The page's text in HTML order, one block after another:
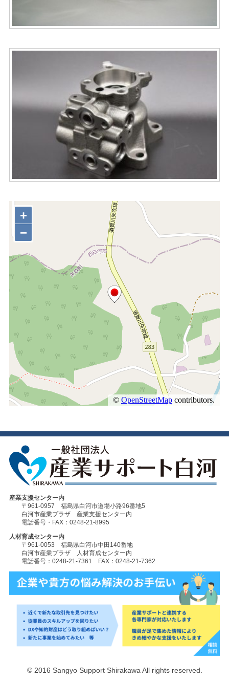
産業支援センター内
〒961-0957 福島県白河市道場小路96番地5
白河市産業プラザ 産業支援センター内
電話番号・FAX：0248-21-8995
人材育成センター内
〒961-0053 福島県白河市中田140番地
白河市産業プラザ 人材育成センター内
電話番号：0248-21-7361 FAX：0248-21-7362
© 2016 Sangyo Support Shirakawa All rights reserved.